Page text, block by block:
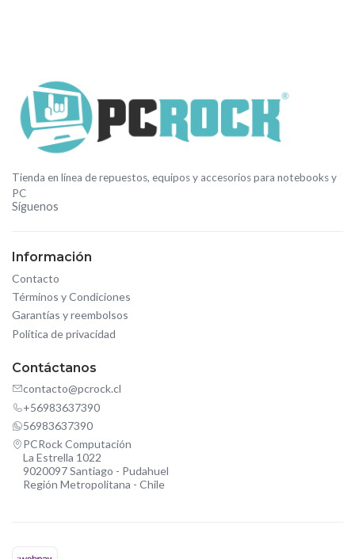
Tienda en línea de repuestos, equipos y accesorios para notebooks y
PC
Síguenos
Información
Contacto
Términos y Condiciones
Garantías y reembolsos
Política de privacidad
Contáctanos
contacto@pcrock.cl
+56983637390
56983637390
PCRock Computación
La Estrella 1022
9020097 Santiago - Pudahuel
Región Metropolitana - Chile